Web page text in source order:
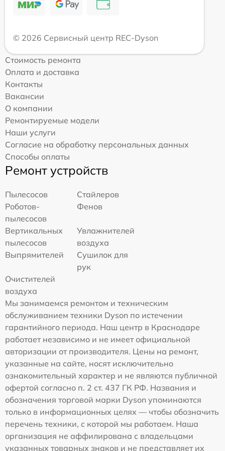
© 2026 Сервисный центр REC-Dyson
Стоимость ремонта
Оплата и доставка
Контакты
Вакансии
О компании
Ремонтируемые модели
Наши услуги
Согласие на обработку персональных данных
Способы оплаты
Ремонт устройств
Пылесосов
Стайлеров
Роботов-
пылесосов
Фенов
Вертикальных
пылесосов
Увлажнителей
воздуха
Выпрямителей
Сушилок для
рук
Очистителей
воздуха
Мы занимаемся ремонтом и техническим
обслуживанием техники Dyson по истечении
гарантийного периода. Наш центр в Краснодаре
работает независимо и не имеет официальной
авторизации от производителя. Цены на ремонт,
указанные на сайте, носят исключительно
ознакомительный характер и не являются публичной
офертой согласно п. 2 ст. 437 ГК РФ. Названия и
обозначения торговой марки Dyson упоминаются
только в информационных целях — чтобы обозначить
перечень техники, с которой мы работаем. Наша
организация не аффилирована с владельцами
указанных товарных знаков и не представляет их